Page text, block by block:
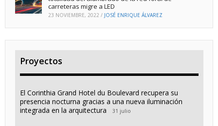
carreteras migre a LED
23 NOVIEMBRE, 2022 / JOSÉ ENRIQUE ÁLVAREZ
Proyectos
El Corinthia Grand Hotel du Boulevard recupera su
presencia nocturna gracias a una nueva iluminación
integrada en la arquitectura
31 julio